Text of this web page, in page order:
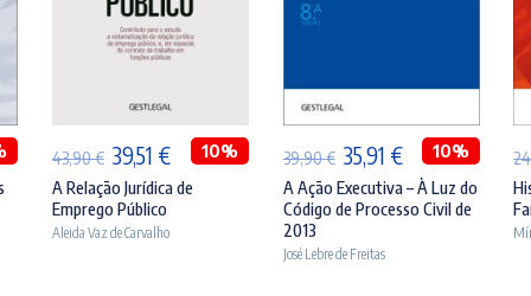
ADICIONAR
43,90€ O
preço
original
39,51 €O
preço
10%
A Relação Jurídica de
Emprego Público
Aleida Vaz de Carvalho
39,90€ O
preço
original
era:
35,91 €O
preço
atual
10%
A Ação Executiva – À Luz do
Código de Processo Civil de
2013
José Lebre de Freitas